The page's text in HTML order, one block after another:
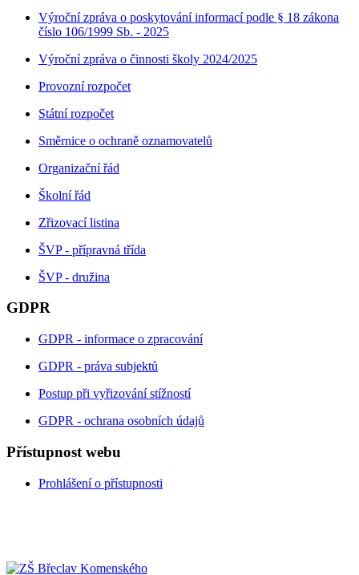
Výroční zpráva o poskytování informací podle § 18 zákona
číslo 106/1999 Sb. - 2025
Výroční zpráva o činnosti školy 2024/2025
Provozní rozpočet
Státní rozpočet
Směrnice o ochraně oznamovatelů
Organizační řád
Školní řád
Zřizovací listina
ŠVP - přípravná třída
ŠVP - družina
GDPR
GDPR - informace o zpracování
GDPR - práva subjektů
Postup při vyřizování stížností
GDPR - ochrana osobních údajů
Přístupnost webu
Prohlášení o přístupnosti